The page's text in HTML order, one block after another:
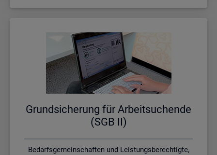
Grund­si­che­rung für Ar­beit­su­chen­de
(SGB II)
Bedarfsgemeinschaften und Leistungsberechtigte,